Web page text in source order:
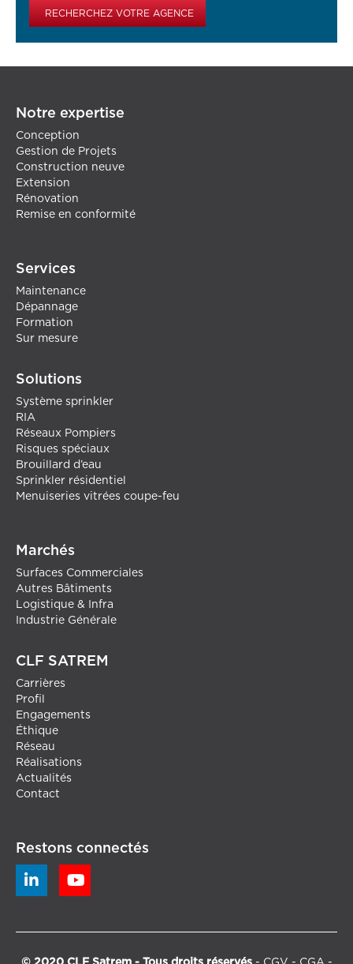
RECHERCHEZ VOTRE AGENCE
Notre expertise
Conception
Gestion de Projets
Construction neuve
Extension
Rénovation
Remise en conformité
Services
Maintenance
Dépannage
Formation
Sur mesure
Solutions
Système sprinkler
RIA
Réseaux Pompiers
Risques spéciaux
Brouillard d’eau
Sprinkler résidentiel
Menuiseries vitrées coupe-feu
Marchés
Surfaces Commerciales
Autres Bâtiments
Logistique & Infra
Industrie Générale
CLF SATREM
Carrières
Profil
Engagements
Éthique
Réseau
Réalisations
Actualités
Contact
Restons connectés
 